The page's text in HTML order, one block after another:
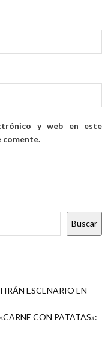
y web en este
comente.
Buscar
ESCENARIO EN
CON PATATAS»: